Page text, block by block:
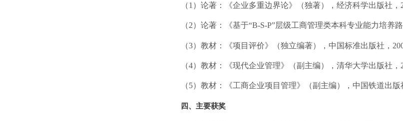
（1 ）论著：《企业多重边界论》（独著），经济科学出版社，
（2） 论著：《基于“B-S-P”层级工商管理类本科专业能力培养
（3）教材：《项目评价》 （独立编著） ，中国标准出版社，
（4）教材：《现代企业管理》（副主编），清华大学出版社，
（5）教材：《工商企业项目管理》（副主编），中国铁道出版
四、主要获奖